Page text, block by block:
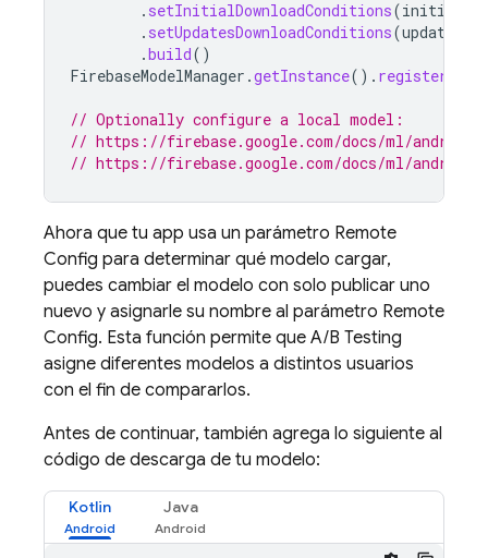
. setInitialDownloadConditions(
. setUpdatesDownloadConditions(
.build()
FirebaseModelManager .getInstance().
// Optionally configure a local model:
// https://firebase.google.com/docs/ml/android/
// https://firebase.google.com/docs/ml/android/
Ahora que tu app usa un parámetro Remote
Config para determinar qué modelo cargar,
puedes cambiar el modelo con solo publicar uno
nuevo y asignarle su nombre al parámetro Remote
Config. Esta función permite que A/B Testing
asigne diferentes modelos a distintos usuarios
con el fin de compararlos.
Antes de continuar, también agrega lo siguiente al
código de descarga de tu modelo:
Kotlin Java